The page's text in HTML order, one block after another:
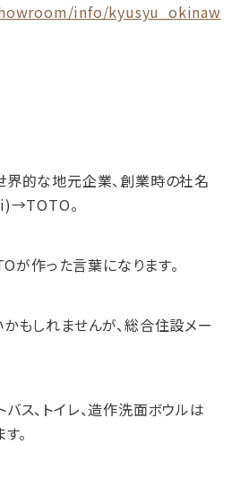
info/kyusyu_okinaw
界的な地元企業、創業時の社名
。
が作った言葉になります。
もしれませんが、総合住設メー
ス、トイレ、造作洗面ボウルは
。